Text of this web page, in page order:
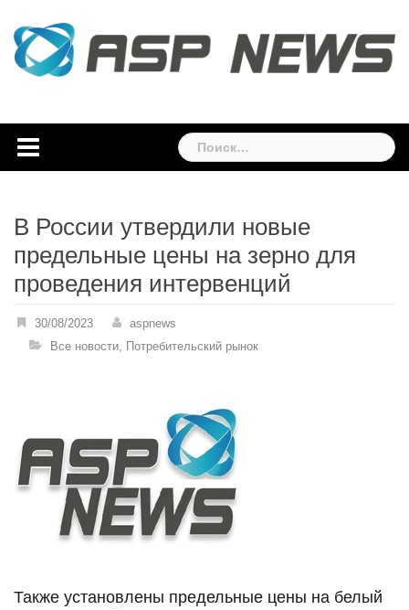
content
Найти:
В России утвердили новые
предельные цены на зерно для
проведения интервенций
30/08/2023
aspnews
Все новости, Потребительский рынок
Также установлены предельные цены на белый